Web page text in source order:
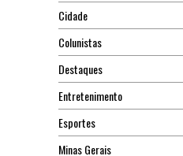
Cidade
Colunistas
Destaques
Entretenimento
Esportes
Minas Gerais